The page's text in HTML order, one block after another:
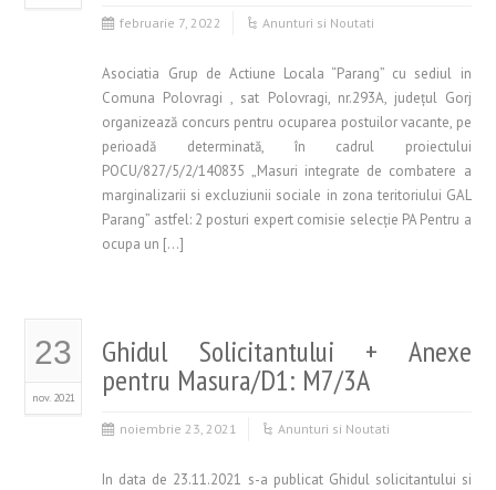
februarie 7, 2022 Anunturi si Noutati
Asociatia Grup de Actiune Locala “Parang” cu sediul in
Comuna Polovragi , sat Polovragi, nr.293A, judeţul Gorj
organizează concurs pentru ocuparea postuilor vacante, pe
perioadă determinată, în cadrul proiectului
POCU/827/5/2/140835 „Masuri integrate de combatere a
marginalizarii si excluziunii sociale in zona teritoriului GAL
Parang” astfel: 2 posturi expert comisie selecţie PA Pentru a
ocupa un […]
23
nov. 2021
Ghidul Solicitantului + Anexe
pentru Masura/D1: M7/3A
noiembrie 23, 2021 Anunturi si Noutati
In data de 23.11.2021 s-a publicat Ghidul solicitantului si